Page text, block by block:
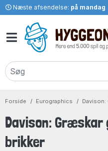
Næste afsendelse: på mandag
Forside Eurographics Davison:
Davison: Græskar
brikker